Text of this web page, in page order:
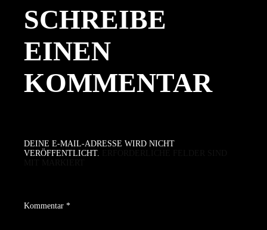
SCHREIBE
EINEN
KOMMENTAR
DEINE E-MAIL-ADRESSE WIRD NICHT
VERÖFFENTLICHT.
Kommentar *